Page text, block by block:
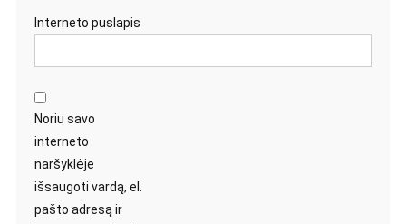
Interneto puslapis
Noriu savo
interneto
naršyklėje
išsaugoti vardą, el.
pašto adresą ir